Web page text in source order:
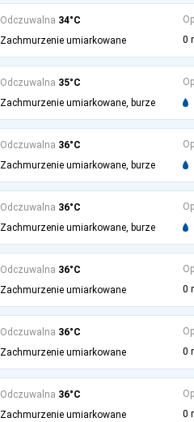
Odczuwalna 34°C
Zachmurzenie umiarkowane
0
Odczuwalna 35°C
Zachmurzenie umiarkowane, burze
Odczuwalna 36°C
Zachmurzenie umiarkowane, burze
Odczuwalna 36°C
Zachmurzenie umiarkowane, burze
Odczuwalna 36°C
Zachmurzenie umiarkowane
0
Odczuwalna 36°C
Zachmurzenie umiarkowane
0
Odczuwalna 36°C
Zachmurzenie umiarkowane
0